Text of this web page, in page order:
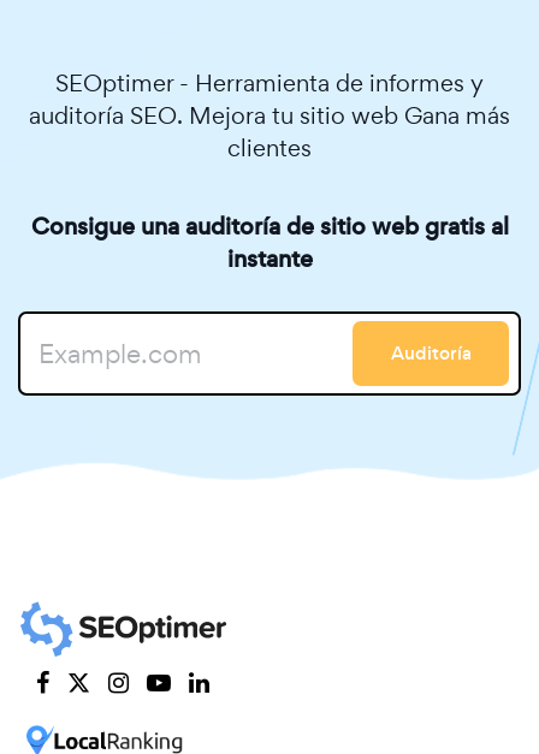
SEOptimer - Herramienta de informes y
auditoría SEO. Mejora tu sitio web Gana más
clientes
Consigue una auditoría de sitio web gratis al
instante
Auditoría